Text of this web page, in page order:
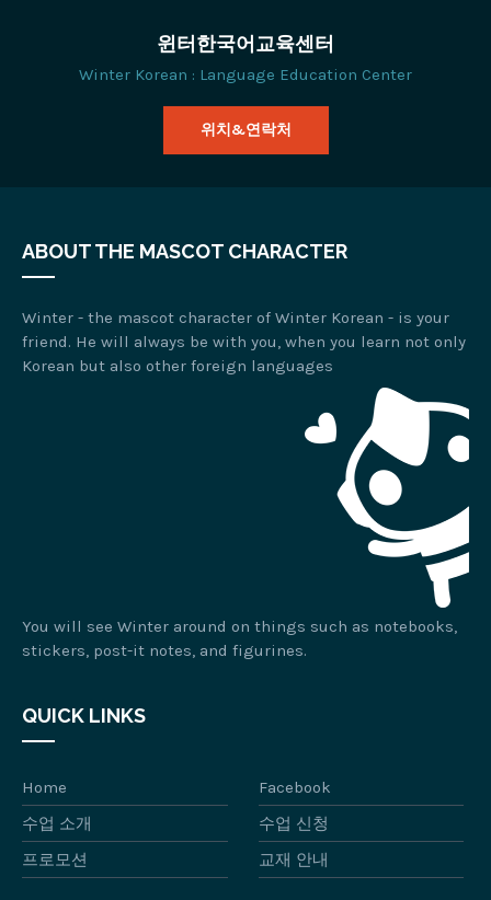
윈터한국어교육센터
Winter Korean : Language Education Center
위치&연락처
ABOUT THE MASCOT CHARACTER
Winter - the mascot character of Winter Korean - is your
friend. He will always be with you, when you learn not only
Korean but also other foreign languages
You will see Winter around on things such as notebooks,
stickers, post-it notes, and figurines.
QUICK LINKS
Home
Facebook
수업 소개
수업 신청
프로모션
교재 안내